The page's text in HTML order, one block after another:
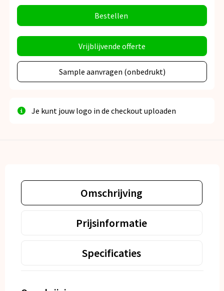
Bestellen
Vrijblijvende offerte
Sample aanvragen (onbedrukt)
Je kunt jouw logo in de checkout uploaden
Omschrijving
Prijsinformatie
Specificaties